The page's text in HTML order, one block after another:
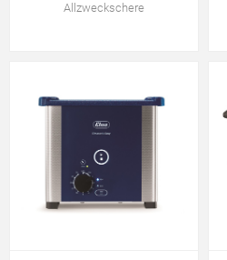
Allzweckschere